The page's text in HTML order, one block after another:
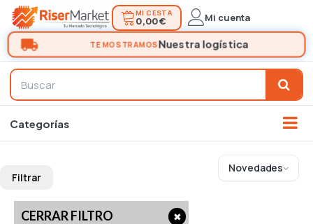
MI CESTA
0,00 € Mi cuenta
Filtrar
Novedades
CERRAR FILTRO ✖